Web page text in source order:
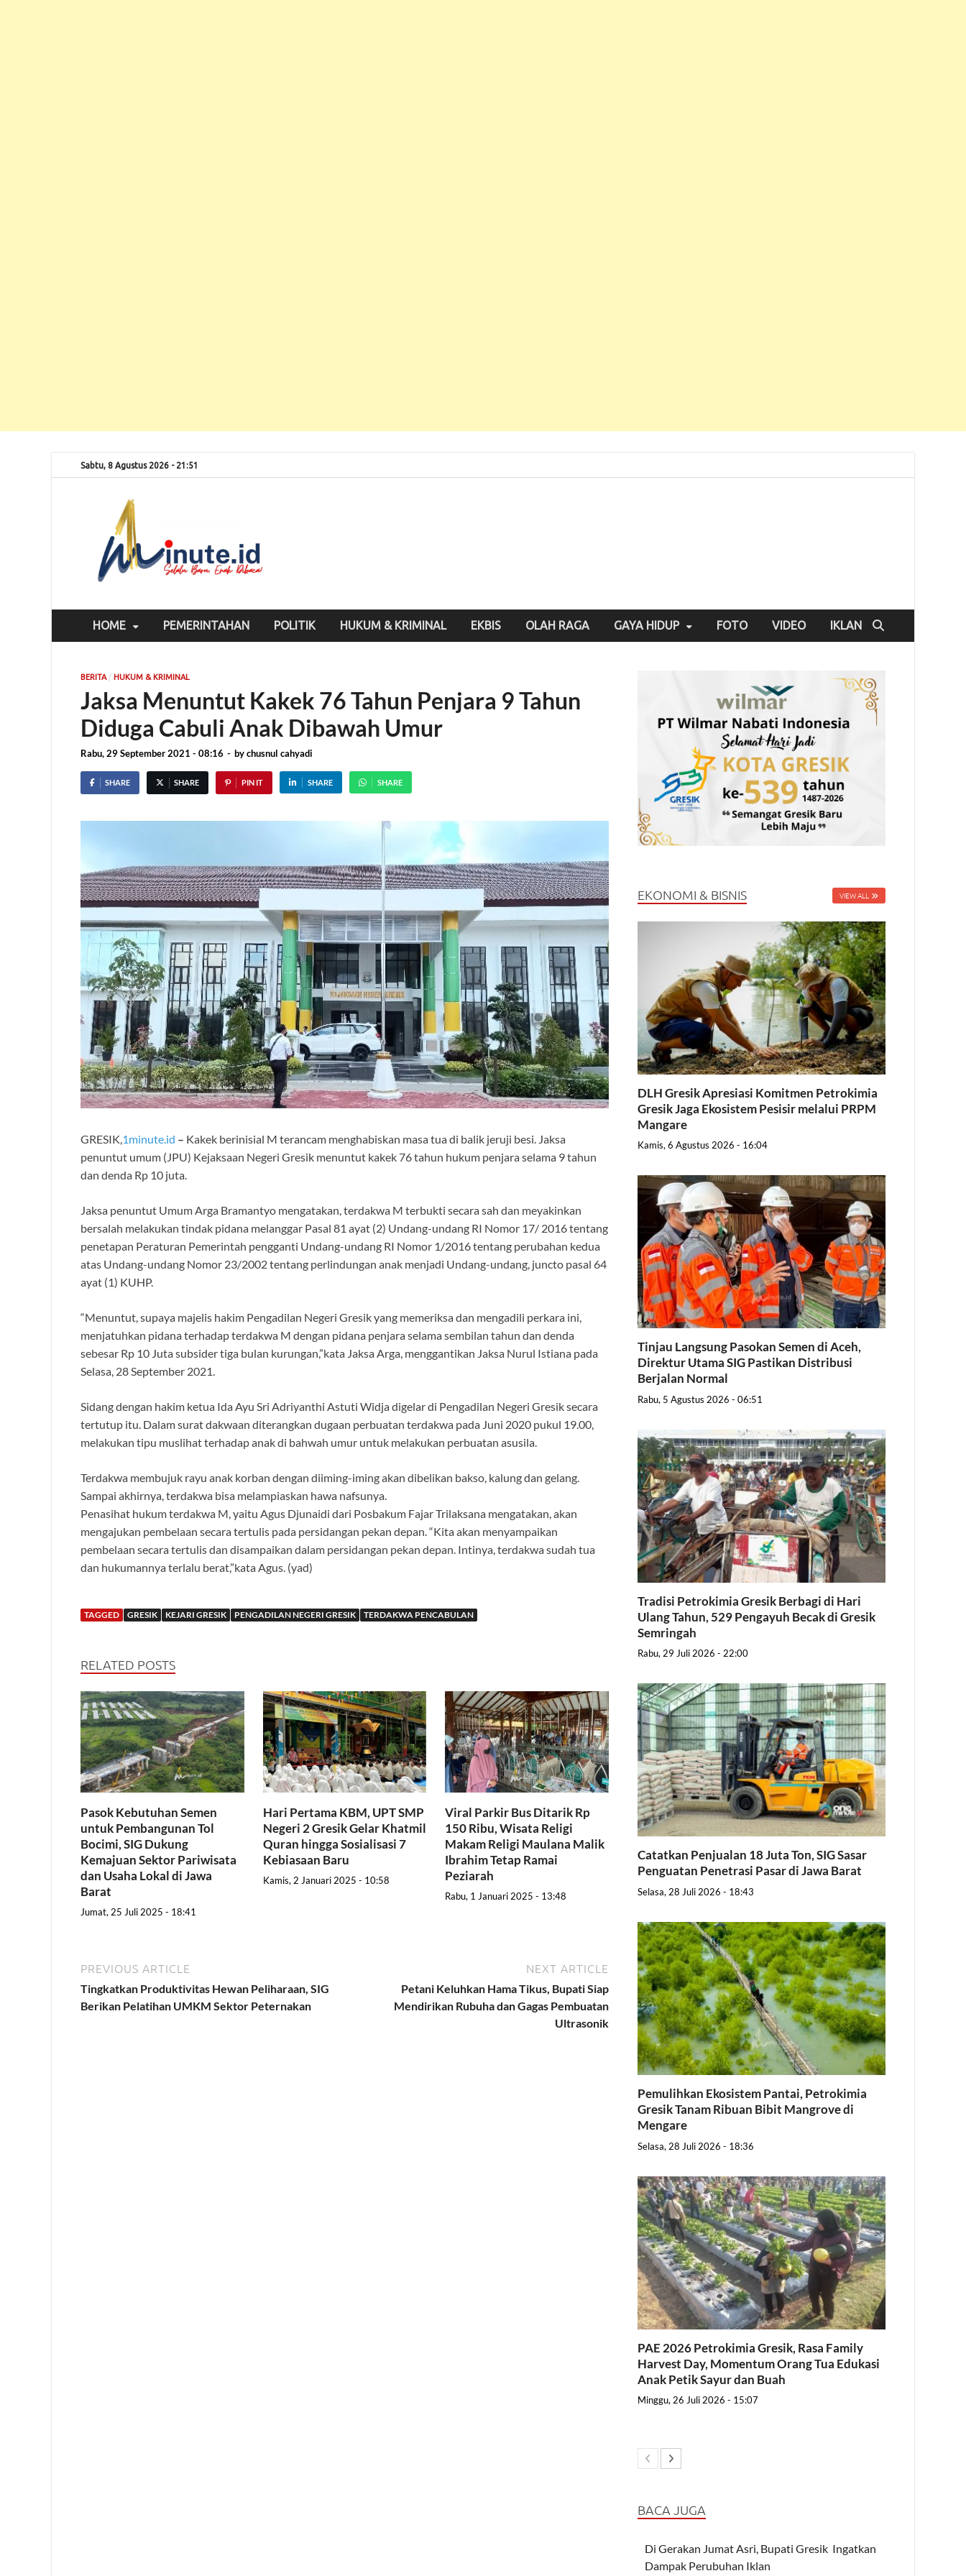
Sabtu, 8 Agustus 2026 - 21:51
HOME PEMERINTAHAN POLITIK HUKUM & KRIMINAL EKBIS OLAH RAGA GAYA HIDUP FOTO VIDEO IKLAN
BERITA/ HUKUM & KRIMINAL
Jaksa Menuntut Kakek 76 Tahun Penjara 9 Tahun
Diduga Cabuli Anak Dibawah Umur
Rabu, 29 September 2021 - 08:16 - bychusnul cahyadi
SHARE SHARE PIN IT SHARE SHARE
GRESIK,1minute.id – Kakek berinisial M terancam menghabiskan masa tua di balik jeruji besi. Jaksa
penuntut umum (JPU) Kejaksaan Negeri Gresik menuntut kakek 76 tahun hukum penjara selama 9 tahun
dan denda Rp 10 juta.
Jaksa penuntut Umum Arga Bramantyo mengatakan, terdakwa M terbukti secara sah dan meyakinkan
bersalah melakukan tindak pidana melanggar Pasal 81 ayat (2) Undang-undang RI Nomor 17/ 2016 tentang
penetapan Peraturan Pemerintah pengganti Undang-undang RI Nomor 1/2016 tentang perubahan kedua
atas Undang-undang Nomor 23/2002 tentang perlindungan anak menjadi Undang-undang, juncto pasal 64
ayat (1) KUHP.
“Menuntut, supaya majelis hakim Pengadilan Negeri Gresik yang memeriksa dan mengadili perkara ini,
menjatuhkan pidana terhadap terdakwa M dengan pidana penjara selama sembilan tahun dan denda
sebesar Rp 10 Juta subsider tiga bulan kurungan,”kata Jaksa Arga, menggantikan Jaksa Nurul Istiana pada
Selasa, 28 September 2021.
Sidang dengan hakim ketua Ida Ayu Sri Adriyanthi Astuti Widja digelar di Pengadilan Negeri Gresik secara
tertutup itu. Dalam surat dakwaan diterangkan dugaan perbuatan terdakwa pada Juni 2020 pukul 19.00,
melakukan tipu muslihat terhadap anak di bahwah umur untuk melakukan perbuatan asusila.
Terdakwa membujuk rayu anak korban dengan diiming-iming akan dibelikan bakso, kalung dan gelang.
Sampai akhirnya, terdakwa bisa melampiaskan hawa nafsunya.
Penasihat hukum terdakwa M, yaitu Agus Djunaidi dari Posbakum Fajar Trilaksana mengatakan, akan
mengajukan pembelaan secara tertulis pada persidangan pekan depan. “Kita akan menyampaikan
pembelaan secara tertulis dan disampaikan dalam persidangan pekan depan. Intinya, terdakwa sudah tua
dan hukumannya terlalu berat,”kata Agus. (yad)
TAGGED GRESIK KEJARI GRESIK PENGADILAN NEGERI GRESIK TERDAKWA PENCABULAN
RELATED POSTS
Pasok Kebutuhan Semen
untuk Pembangunan Tol
Bocimi, SIG Dukung
Kemajuan Sektor Pariwisata
dan Usaha Lokal di Jawa
Barat
Jumat, 25 Juli 2025 - 18:41
Hari Pertama KBM, UPT SMP
Negeri 2 Gresik Gelar Khatmil
Quran hingga Sosialisasi 7
Kebiasaan Baru
Kamis, 2 Januari 2025 - 10:58
Viral Parkir Bus Ditarik Rp
150 Ribu, Wisata Religi
Makam Religi Maulana Malik
Ibrahim Tetap Ramai
Peziarah
Rabu, 1 Januari 2025 - 13:48
PREVIOUS ARTICLE
Tingkatkan Produktivitas Hewan Peliharaan, SIG
Berikan Pelatihan UMKM Sektor Peternakan
NEXT ARTICLE
Petani Keluhkan Hama Tikus, Bupati Siap
Mendirikan Rubuha dan Gagas Pembuatan
Ultrasonik
EKONOMI & BISNIS VIEW ALL
DLH Gresik Apresiasi Komitmen Petrokimia
Gresik Jaga Ekosistem Pesisir melalui PRPM
Mangare
Kamis, 6 Agustus 2026 - 16:04
Tinjau Langsung Pasokan Semen di Aceh,
Direktur Utama SIG Pastikan Distribusi
Berjalan Normal
Rabu, 5 Agustus 2026 - 06:51
Tradisi Petrokimia Gresik Berbagi di Hari
Ulang Tahun, 529 Pengayuh Becak di Gresik
Semringah
Rabu, 29 Juli 2026 - 22:00
Catatkan Penjualan 18 Juta Ton, SIG Sasar
Penguatan Penetrasi Pasar di Jawa Barat
Selasa, 28 Juli 2026 - 18:43
Pemulihkan Ekosistem Pantai, Petrokimia
Gresik Tanam Ribuan Bibit Mangrove di
Mengare
Selasa, 28 Juli 2026 - 18:36
PAE 2026 Petrokimia Gresik, Rasa Family
Harvest Day, Momentum Orang Tua Edukasi
Anak Petik Sayur dan Buah
Minggu, 26 Juli 2026 - 15:07
BACA JUGA
Di Gerakan Jumat Asri, Bupati Gresik Ingatkan
Dampak Perubuhan Iklan